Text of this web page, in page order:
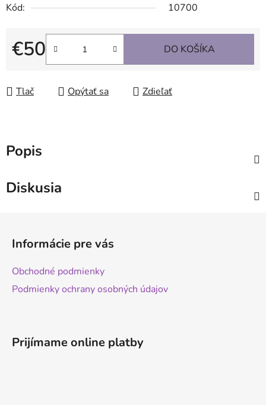
Kód:
10700
€50
Jednotková cena:
DO KOŠÍKA
Tlač Opýtať sa Zdieľať
Popis
Diskusia
Informácie pre vás
Obchodné podmienky
Podmienky ochrany osobných údajov
Prijímame online platby